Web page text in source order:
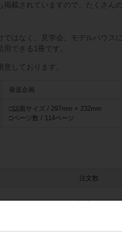
掲載されていますので、たくさん
ではなく、見学会、モデルハウス
できる1冊です。
しております。
発送企画
□誌面サイズ / 297mm × 232mm
□ページ数 / 114ページ
注文数
ご注文には